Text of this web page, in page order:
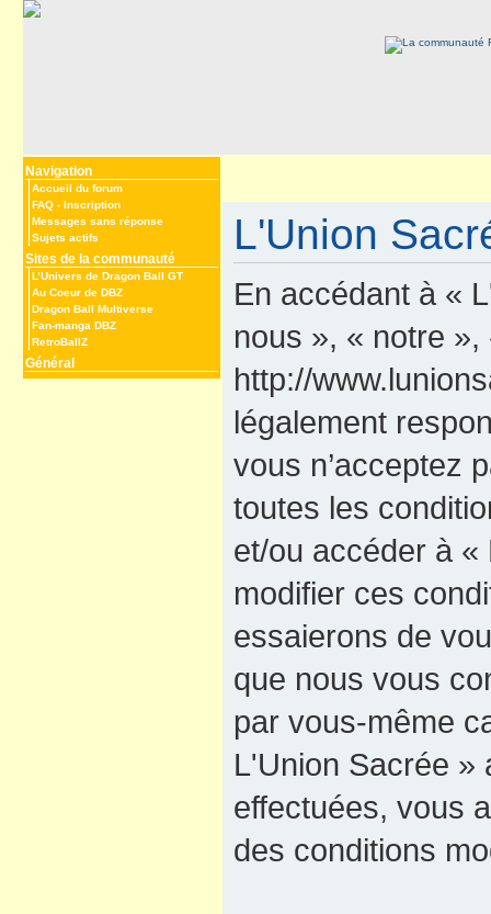
Navigation
Accueil du forum
FAQ - Inscription
Messages sans réponse
Sujets actifs
Sites de la communauté
L’Univers de Dragon Ball GT
Au Coeur de DBZ
Dragon Ball Multiverse
Fan-manga DBZ
RetroBallZ
Général
L'Union
En accédant à «
nous », « notre
http://
légalement
vous n’acceptez
toutes les
et/ou accéder à
modifier ces
essaierons de
que nous vous
par vous-même
L'Union Sacrée »
effectuées, vous
des conditions